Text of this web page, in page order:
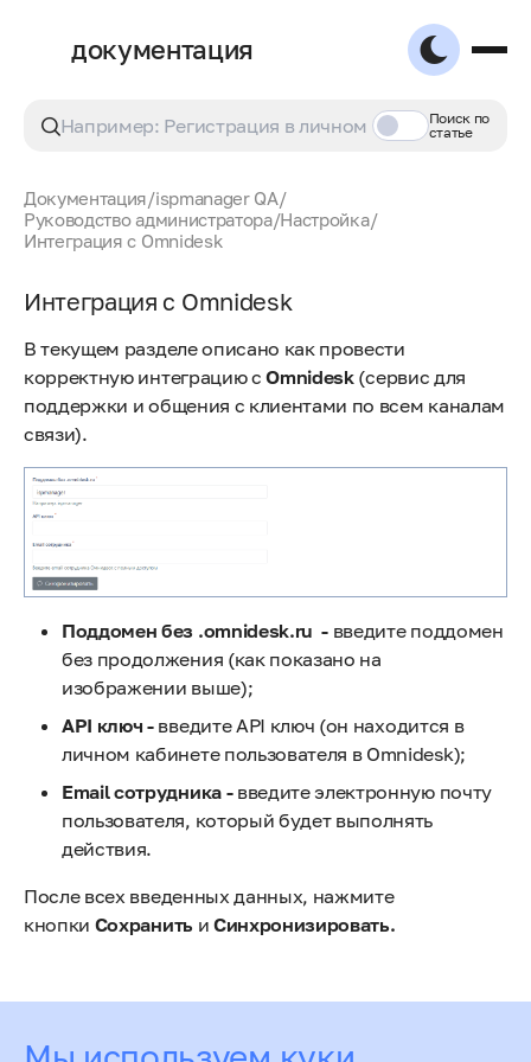
документация
Поиск по
статье
Документация/ispmanager QA/
Руководство администратора/Настройка/
Интеграция с Omnidesk
Интеграция с Omnidesk
В текущем разделе описано как провести
корректную интеграцию сOmnidesk(сервис для
поддержки и общения с клиентами по всем каналам
связи).
Поддомен без .omnidesk.ru - введите поддомен
без продолжения (как показано на
изображении выше);
API ключ - введитеAPI ключ (он находится в
личном кабинете пользователя в Omnidesk);
Email сотрудника - введите электронную почту
пользователя, который будет выполнять
действия.
После всех введенных данных, нажмите
кнопки Сохранить и Синхронизировать.